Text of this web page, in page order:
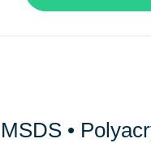
MSDS •